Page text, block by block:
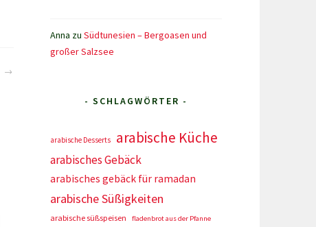
Anna zu Südtunesien – Bergoasen und
großer Salzsee
- SCHLAGWÖRTER -
arabische Desserts arabische Küche
arabisches Gebäck
arabisches gebäck für ramadan
arabische Süßigkeiten
arabische süßspeisen fladenbrot aus der Pfanne